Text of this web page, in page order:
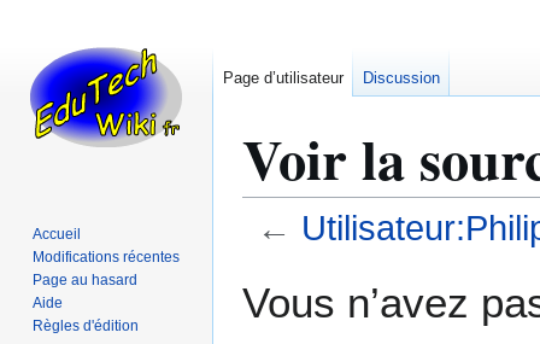
Voir la
←
àà
Vous n’avez
Page d’utilisateur Discussion
Accueil
Modifications récentes
Page au hasard
Aide
Règles d'édition